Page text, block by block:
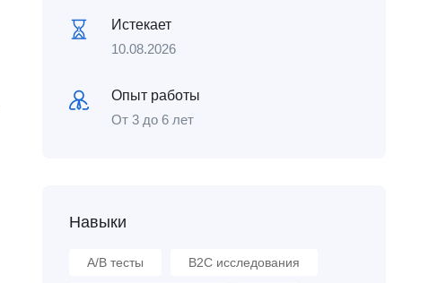
Истекает
10.08.2026
Опыт работы
От 3 до 6 лет
Навыки
A/B тесты B2C исследования